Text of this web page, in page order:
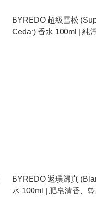
BYREDO 超級雪松
Cedar) 香水 100ml | 純
BYREDO 返璞歸真
水 100ml | 肥皂清香、